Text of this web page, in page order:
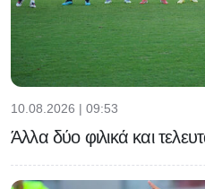
10.08.2026 | 09:53
Άλλα δύο φιλικά και